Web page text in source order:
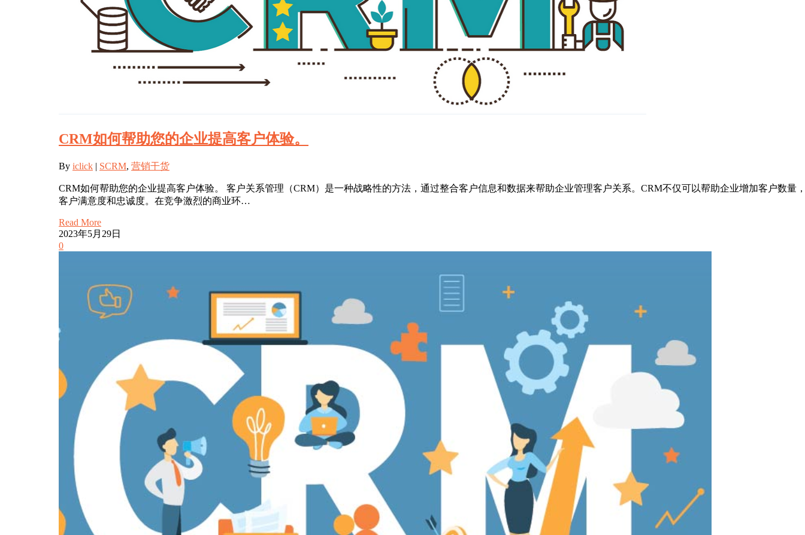
CRM如何帮助您的企业提高客户体验。
By iclick | SCRM, 营销干货
CRM如何帮助您的企业提高客户体验。 客户关系管理（CRM）是一种战略性的方法，通过整合客户信息和数据来帮助企业管理客户关系。CRM不仅可以帮助企业增加客户数量
客户满意度和忠诚度。在竞争激烈的商业环…
Read More
2023年5月29日
0